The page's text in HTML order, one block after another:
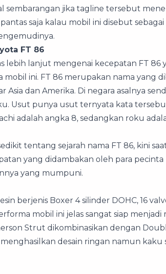
sembarangan jika tagline tersebut
saja kalau mobil ini disebut
FT 86
lebih lanjut mengenai kecepatan FT 86
mobil ini. FT 86 merupakan nama yang
dan Amerika. Di negara asalnya
Usut punya usut ternyata kata
adalah angka 8, sedangkan roku
tentang sejarah nama FT 86, kini
yang didambakan oleh para
yang mumpuni.
berjenis Boxer 4 silinder DOHC, 16
mobil ini jelas sangat siap menjadi
Strut dikombinasikan dengan
desain ringan namun kaku